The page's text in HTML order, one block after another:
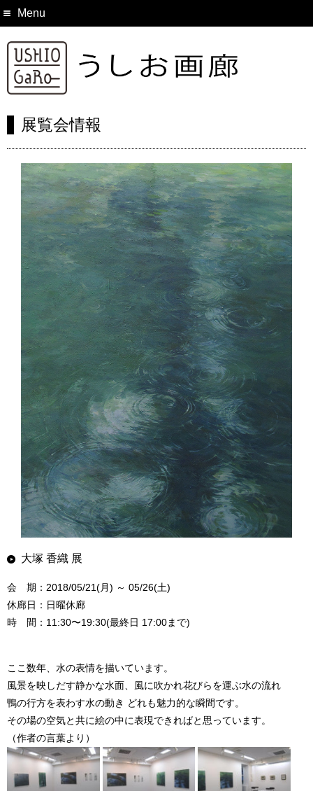
Menu
展覧会情報
大塚 香織 展
会 期：2018/05/21(月) ～ 05/26(土)
休廊日：日曜休廊
時 間：11:30〜19:30(最終日 17:00まで)
ここ数年、水の表情を描いています。
風景を映しだす静かな水面、風に吹かれ花びらを運ぶ水の流れ
鴨の行方を表わす水の動き どれも魅力的な瞬間です。
その場の空気と共に絵の中に表現できればと思っています。
（作者の言葉より）